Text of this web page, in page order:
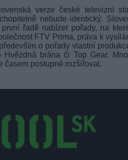
verze české televizní
nebude identický.
řadě nabízet pořady, na
FTV Prima, práva k
o pořady vlastní
brána či Top Gear.
časem postupně rozšiřovat.